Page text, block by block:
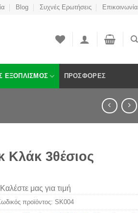
Blog Συχνές Ερωτήσεις Επικοινωνία
ΕΞΟΠΛΙΣΜΌΣ ΠΡΟΣΦΟΡΈΣ
Κλάκ 3θέσιος
Καλέστε μας για τιμή
προϊόντος: SK004